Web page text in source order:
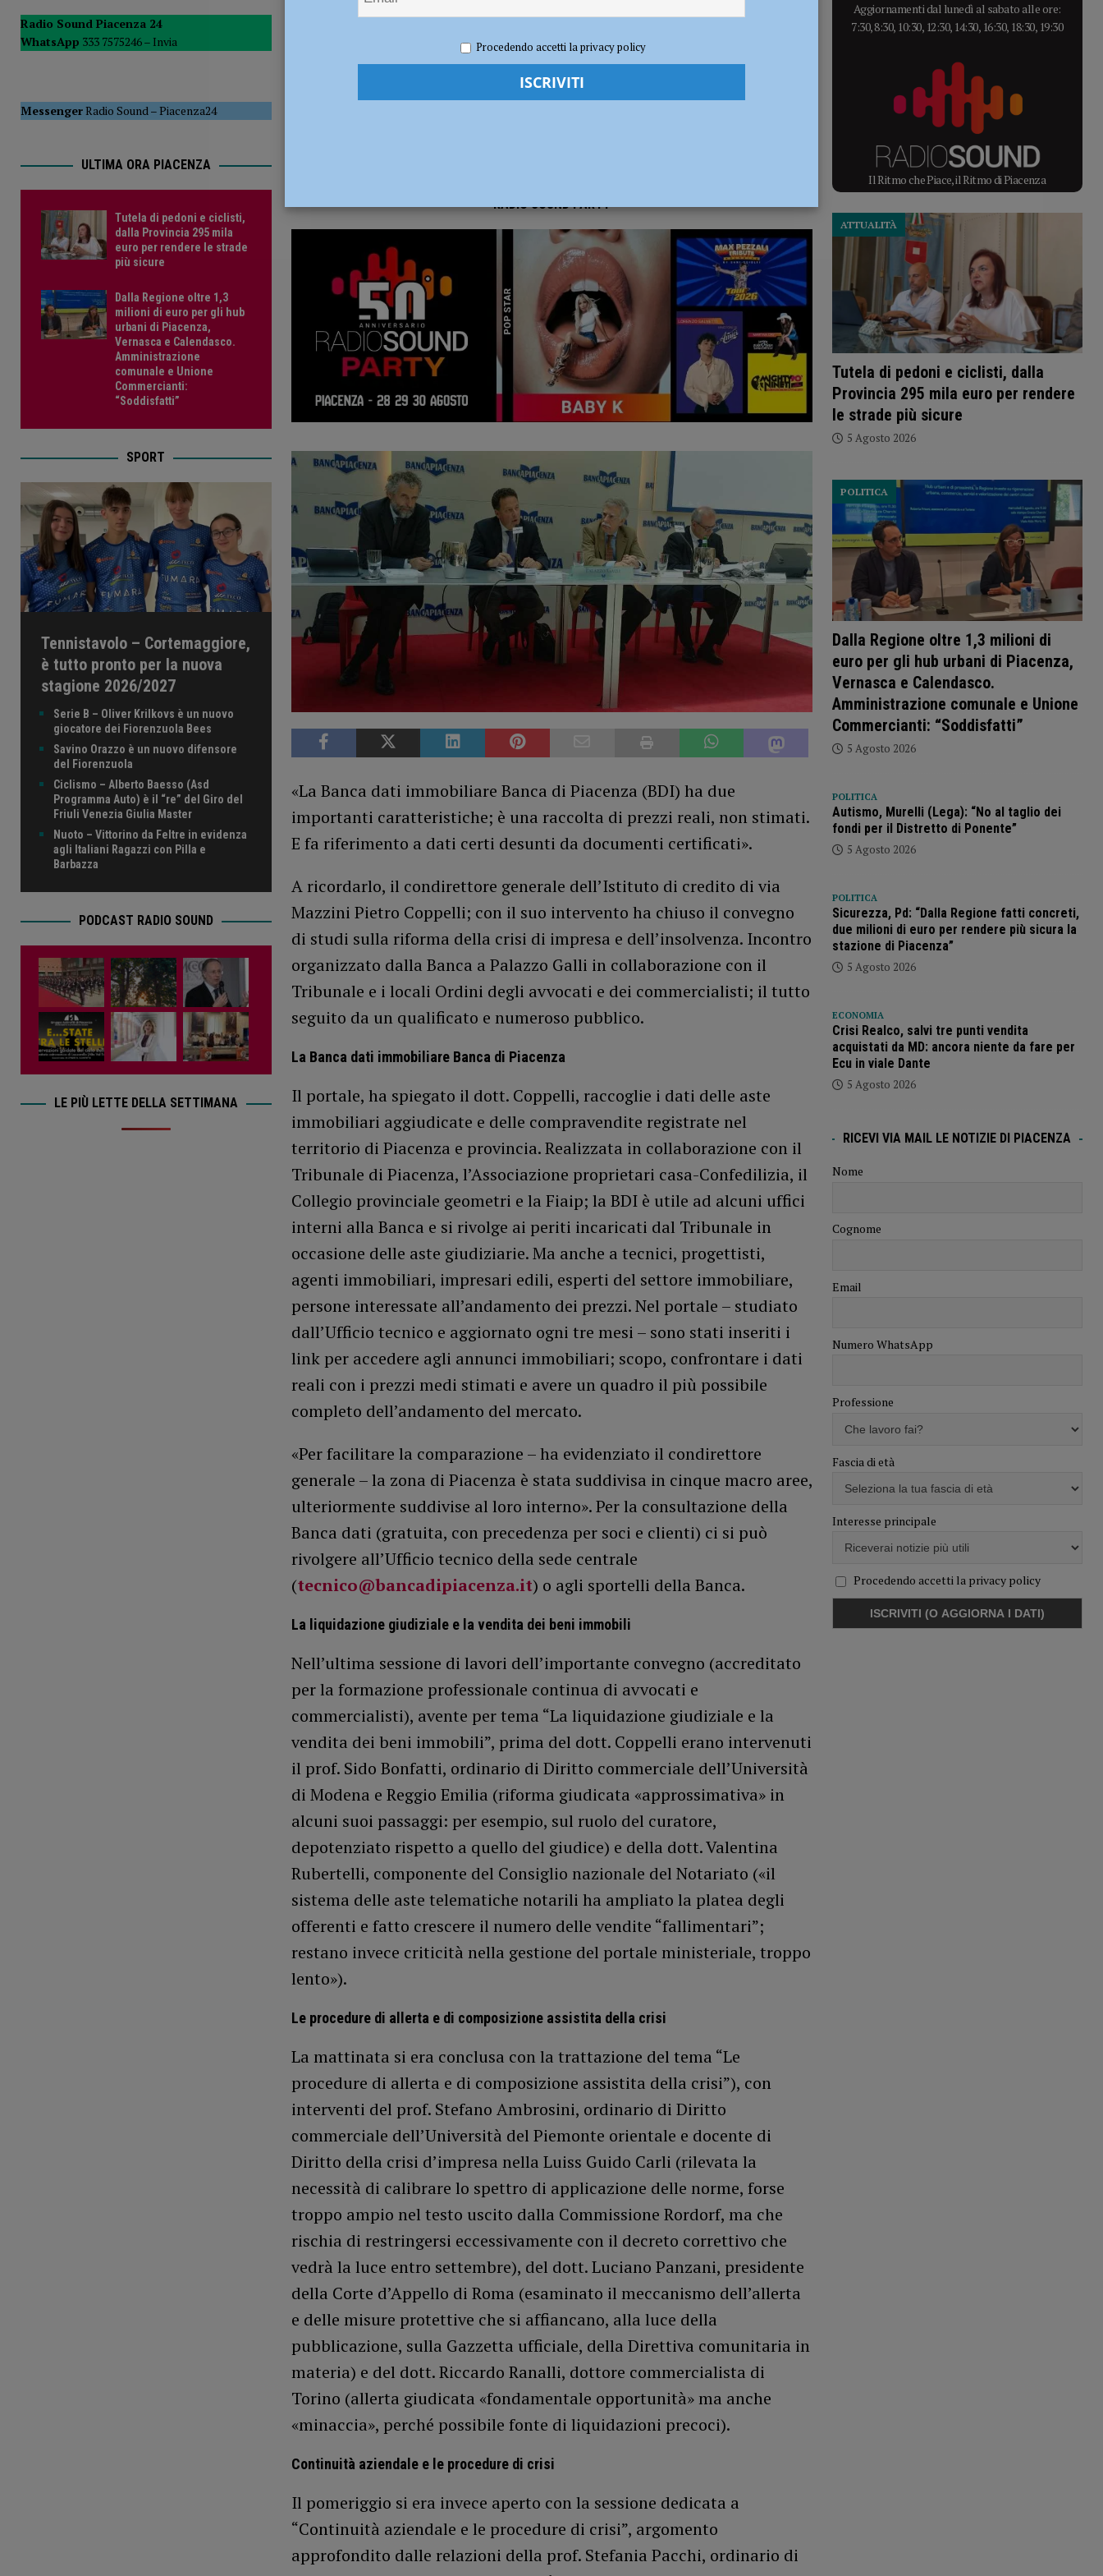
POLITICA
[ 5 Agosto 2026 ] Caldo estremo e asili nido, Tagliaferri (FdI): “Verificare subito la situazione nella provincia di Piacenza”
RADIO SOUND PARTY
«La Banca dati immobiliare Banca di Piacenza (BDI) ha due
importanti caratteristiche; è una raccolta di prezzi reali, non stimati.
E fa riferimento a dati certi desunti da documenti certificati».
A ricordarlo, il condirettore generale dell’Istituto di credito di via
Mazzini Pietro Coppelli; con il suo intervento ha chiuso il convegno
di studi sulla riforma della crisi di impresa e dell’insolvenza. Incontro
organizzato dalla Banca a Palazzo Galli in collaborazione con il
Tribunale e i locali Ordini degli avvocati e dei commercialisti; il tutto
seguito da un qualificato e numeroso pubblico.
La Banca dati immobiliare Banca di Piacenza
Il portale, ha spiegato il dott. Coppelli, raccoglie i dati delle aste
immobiliari aggiudicate e delle compravendite registrate nel
territorio di Piacenza e provincia. Realizzata in collaborazione con il
Tribunale di Piacenza, l’Associazione proprietari casa-Confedilizia, il
Collegio provinciale geometri e la Fiaip; la BDI è utile ad alcuni uffici
interni alla Banca e si rivolge ai periti incaricati dal Tribunale in
occasione delle aste giudiziarie. Ma anche a tecnici, progettisti,
agenti immobiliari, impresari edili, esperti del settore immobiliare,
persone interessate all’andamento dei prezzi. Nel portale – studiato
dall’Ufficio tecnico e aggiornato ogni tre mesi – sono stati inseriti i
link per accedere agli annunci immobiliari; scopo, confrontare i dati
reali con i prezzi medi stimati e avere un quadro il più possibile
completo dell’andamento del mercato.
«Per facilitare la comparazione – ha evidenziato il condirettore
generale – la zona di Piacenza è stata suddivisa in cinque macro aree,
ulteriormente suddivise al loro interno». Per la consultazione della
Banca dati (gratuita, con precedenza per soci e clienti) ci si può
rivolgere all’Ufficio tecnico della sede centrale
(tecnico@bancadipiacenza.it) o agli sportelli della Banca.
La liquidazione giudiziale e la vendita dei beni immobili
Nell’ultima sessione di lavori dell’importante convegno (accreditato
per la formazione professionale continua di avvocati e
commercialisti), avente per tema “La liquidazione giudiziale e la
vendita dei beni immobili”, prima del dott. Coppelli erano intervenuti
il prof. Sido Bonfatti, ordinario di Diritto commerciale dell’Università
di Modena e Reggio Emilia (riforma giudicata «approssimativa» in
alcuni suoi passaggi: per esempio, sul ruolo del curatore,
depotenziato rispetto a quello del giudice) e della dott. Valentina
Rubertelli, componente del Consiglio nazionale del Notariato («il
sistema delle aste telematiche notarili ha ampliato la platea degli
offerenti e fatto crescere il numero delle vendite “fallimentari”;
restano invece criticità nella gestione del portale ministeriale, troppo
lento»).
Le procedure di allerta e di composizione assistita della crisi
La mattinata si era conclusa con la trattazione del tema “Le
procedure di allerta e di composizione assistita della crisi”), con
interventi del prof. Stefano Ambrosini, ordinario di Diritto
commerciale dell’Università del Piemonte orientale e docente di
Diritto della crisi d’impresa nella Luiss Guido Carli (rilevata la
necessità di calibrare lo spettro di applicazione delle norme, forse
troppo ampio nel testo uscito dalla Commissione Rordorf, ma che
rischia di restringersi eccessivamente con il decreto correttivo che
vedrà la luce entro settembre), del dott. Luciano Panzani, presidente
della Corte d’Appello di Roma (esaminato il meccanismo dell’allerta
e delle misure protettive che si affiancano, alla luce della
pubblicazione, sulla Gazzetta ufficiale, della Direttiva comunitaria in
materia) e del dott. Riccardo Ranalli, dottore commercialista di
Torino (allerta giudicata «fondamentale opportunità» ma anche
«minaccia», perché possibile fonte di liquidazioni precoci).
Continuità aziendale e le procedure di crisi
Il pomeriggio si era invece aperto con la sessione dedicata a
“Continuità aziendale e le procedure di crisi”, argomento
approfondito dalle relazioni della prof. Stefania Pacchi, ordinario di
Radio Sound Piacenza 24
WhatsApp 333 7575246 – Invia
MessengerRadio Sound–Piacenza24
ULTIMA ORA PIACENZA
Tutela di pedoni e ciclisti,
dalla Provincia 295 mila
euro per rendere le strade
più sicure
Dalla Regione oltre 1,3
milioni di euro per gli hub
urbani di Piacenza,
Vernasca e Calendasco.
Amministrazione
comunale e Unione
Commercianti:
“Soddisfatti”
SPORT
Tennistavolo – Cortemaggiore,
è tutto pronto per la nuova
stagione 2026/2027
Serie B – Oliver Krilkovs è un nuovo
giocatore dei Fiorenzuola Bees
Savino Orazzo è un nuovo difensore
del Fiorenzuola
Ciclismo – Alberto Baesso (Asd
Programma Auto) è il “re” del Giro del
Friuli Venezia Giulia Master
Nuoto – Vittorino da Feltre in evidenza
agli Italiani Ragazzi con Pilla e
Barbazza
PODCAST RADIO SOUND
LE PIÙ LETTE DELLA SETTIMANA
Aggiornamenti dal lunedì al sabato alle ore:
7:30, 8:30, 10:30, 12:30, 14:30, 16:30, 18:30, 19:30
Il Ritmo che Piace, il Ritmo di Piacenza
Tutela di pedoni e ciclisti, dalla
Provincia 295 mila euro per rendere
le strade più sicure
ATTUALITÀ
5 Agosto 2026
Dalla Regione oltre 1,3 milioni di
euro per gli hub urbani di Piacenza,
Vernasca e Calendasco.
Amministrazione comunale e Unione
Commercianti: “Soddisfatti”
POLITICA
5 Agosto 2026
POLITICA
Autismo, Murelli (Lega): “No al taglio dei
fondi per il Distretto di Ponente”
5 Agosto 2026
POLITICA
Sicurezza, Pd: “Dalla Regione fatti concreti,
due milioni di euro per rendere più sicura la
stazione di Piacenza”
5 Agosto 2026
ECONOMIA
Crisi Realco, salvi tre punti vendita
acquistati da MD: ancora niente da fare per
Ecu in viale Dante
5 Agosto 2026
RICEVI VIA MAIL LE NOTIZIE DI PIACENZA
Nome
Cognome
Email
Numero WhatsApp
Professione
Fascia di età
Interesse principale
Procedendo accetti la privacy policy
Procedendo accetti la privacy policy